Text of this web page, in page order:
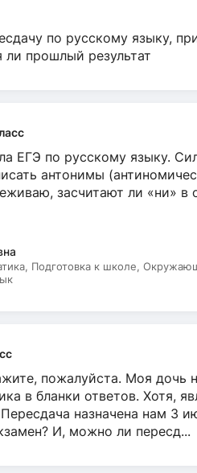
по русскому языку,
ли прошлый результат
ЕГЭ по русскому языку.
антонимы
засчитают ли «ни» в
Подготовка к школе,
пожалуйста. Моя дочь
в бланки ответов. Хотя,
назначена нам 3
И, можно ли пересд...